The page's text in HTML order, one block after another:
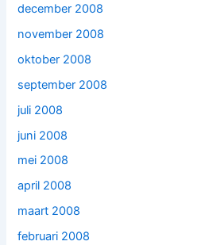
december 2008
november 2008
oktober 2008
september 2008
juli 2008
juni 2008
mei 2008
april 2008
maart 2008
februari 2008